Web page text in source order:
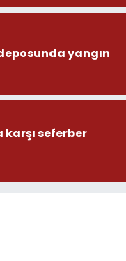
yangın
karşı seferber